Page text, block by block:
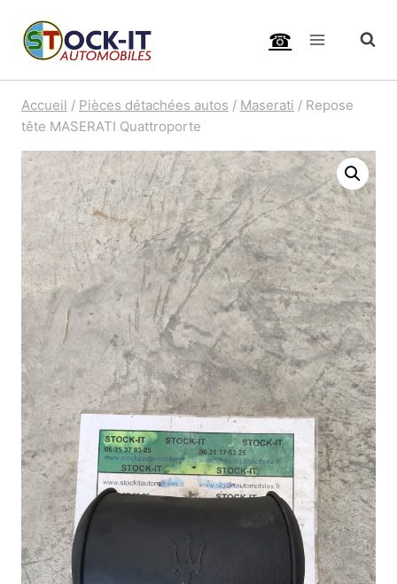
☎
Accueil / Pièces détachées autos / Maserati / Repose
tête MASERATI Quattroporte